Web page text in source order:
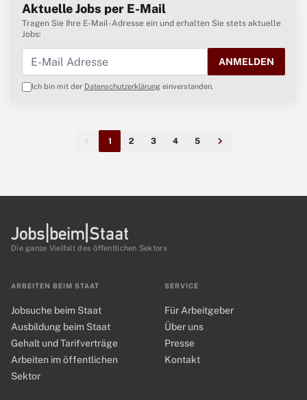
Aktuelle Jobs per E-Mail
Tragen Sie Ihre E-Mail-Adresse ein und erhalten Sie stets aktuelle
Jobs:
ANMELDEN
Ich bin mit der Datenschutzerklärung einverstanden.
1 2 3 4 5
Die ganze Vielfalt des öffentlichen Sektors
ARBEITEN BEIM STAAT
Jobsuche beim Staat
Ausbildung beim Staat
Gehalt und Tarifverträge
Arbeiten im öffentlichen
Sektor
SERVICE
Für Arbeitgeber
Über uns
Presse
Kontakt